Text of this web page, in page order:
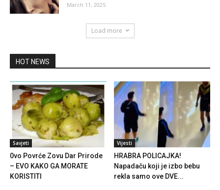
March 11, 2025
Load more
HOT NEWS
Savjeti
0vo Povrće Zovu Dar Prirode
– EVO KAKO GA MORATE
KORISTITI
Vijesti
HRABRA POLICAJKA!
Napadaču koji je izbo bebu
rekla samo ove DVE...